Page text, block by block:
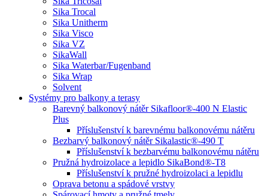
Sika Trocal
Sika Unitherm
Sika Visco
Sika VZ
SikaWall
Sika Waterbar/Fugenband
Sika Wrap
Solvent
Systémy pro balkony a terasy
Barevný balkonový nátěr Sikafloor®-400 N Elastic
Plus
Příslušenství k barevnému balkonovému nátěru
Bezbarvý balkonový nátěr Sikalastic®-490 T
Příslušenství k bezbarvému balkonovému nátěru
Pružná hydroizolace a lepidlo SikaBond®-T8
Příslušenství k pružné hydroizolaci a lepidlu
Oprava betonu a spádové vrstvy